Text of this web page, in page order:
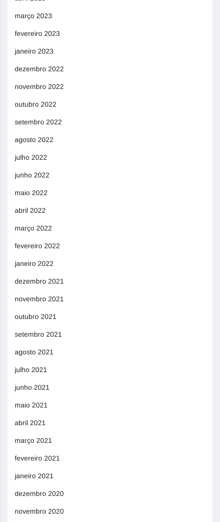
março 2023
fevereiro 2023
janeiro 2023
dezembro 2022
novembro 2022
outubro 2022
setembro 2022
agosto 2022
julho 2022
junho 2022
maio 2022
abril 2022
março 2022
fevereiro 2022
janeiro 2022
dezembro 2021
novembro 2021
outubro 2021
setembro 2021
agosto 2021
julho 2021
junho 2021
maio 2021
abril 2021
março 2021
fevereiro 2021
janeiro 2021
dezembro 2020
novembro 2020